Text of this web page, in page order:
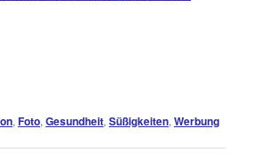
,Foto,Gesundheit,Süßigkeiten,Werbung